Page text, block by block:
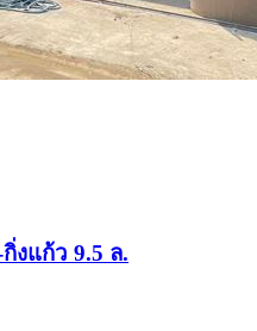
งแก้ว 9.5 ล.